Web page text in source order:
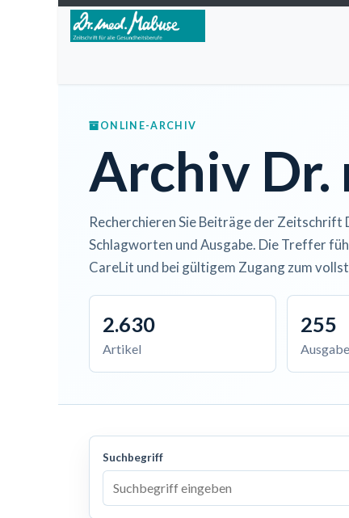
Zum Inhalt springen
ONLINE-ARCHIV
Archiv Dr.
Recherchieren Sie Beiträge der Zeitschrift
Schlagworten und Ausgabe. Die Treffer
CareLit und bei gültigem Zugang zum
2.630
Artikel
255
Suchbegriff